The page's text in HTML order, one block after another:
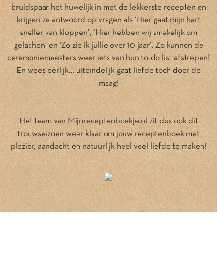
bruidspaar het huwelijk in met de lekkerste recepten en
krijgen ze antwoord op vragen als ‘Hier gaat mijn hart
sneller van kloppen’, ‘Hier hebben wij smakelijk om
gelachen’ en ‘Zo zie ik jullie over 10 jaar’. Zo kunnen de
ceremoniemeesters weer iets van hun to-do list afstrepen!
En wees eerlijk… uiteindelijk gaat liefde toch door de
maag!
Het team van Mijnreceptenboekje.nl zit dus ook dit
trouwseizoen weer klaar om jouw receptenboek met
plezier, aandacht en natuurlijk heel veel liefde te maken!